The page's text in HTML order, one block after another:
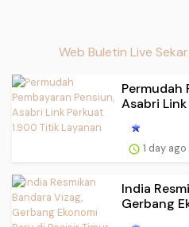
Web Buletin Live
Permudah
Asabri Link
1 day ago
India
Gerbang